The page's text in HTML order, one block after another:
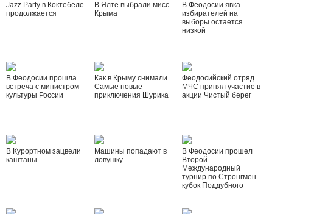
Jazz Party в Коктебеле
продолжается
В Ялте выбрали мисс
Крыма
В Феодосии явка
избирателей на
выборы остается
низкой
В Феодосии прошла
встреча с министром
культуры России
Как в Крыму снимали
Самые новые
приключения Шурика
Феодосийский отряд
МЧС принял участие в
акции Чистый берег
В Курортном зацвели
каштаны
Машины попадают в
ловушку
В Феодосии прошел
Второй
Международный
турнир по Стронгмен
кубок Поддубного